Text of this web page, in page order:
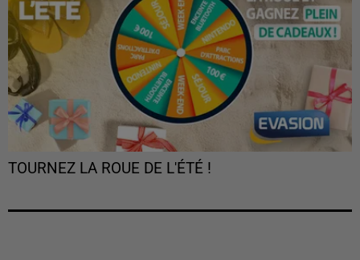
TOURNEZ LA ROUE DE L'ÉTÉ !